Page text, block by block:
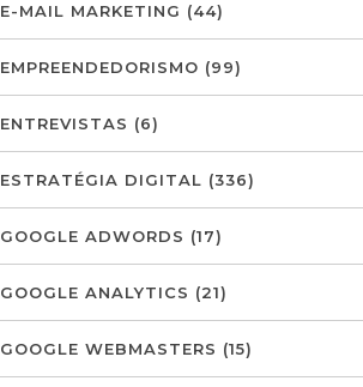
E-MAIL MARKETING (44)
EMPREENDEDORISMO (99)
ENTREVISTAS (6)
ESTRATÉGIA DIGITAL (336)
GOOGLE ADWORDS (17)
GOOGLE ANALYTICS (21)
GOOGLE WEBMASTERS (15)